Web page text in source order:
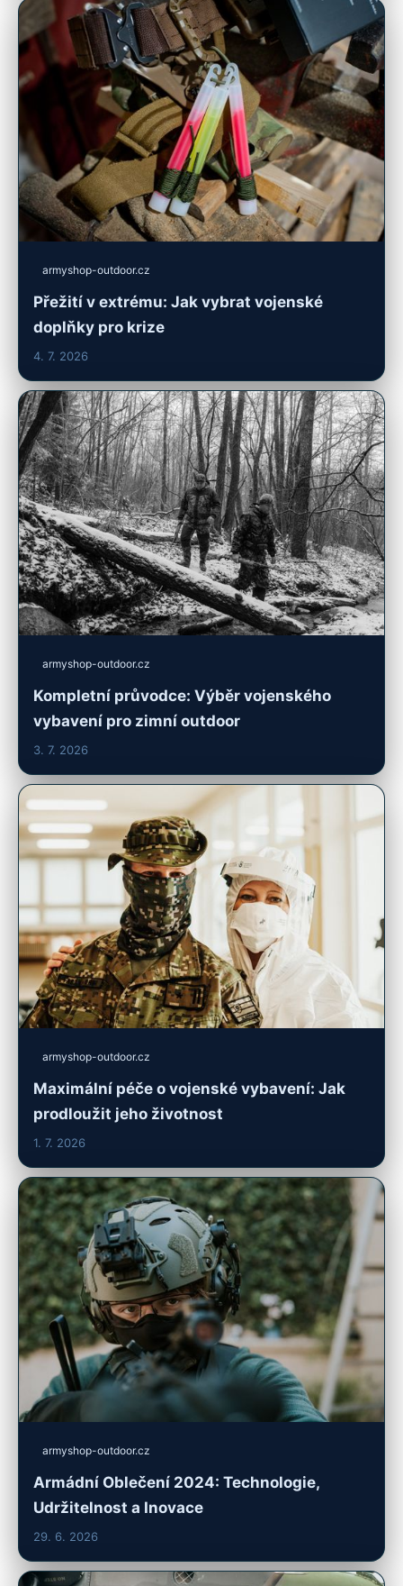
armyshop-outdoor.cz
Přežití v extrému: Jak vybrat vojenské
doplňky pro krize
4. 7. 2026
armyshop-outdoor.cz
Kompletní průvodce: Výběr vojenského
vybavení pro zimní outdoor
3. 7. 2026
armyshop-outdoor.cz
Maximální péče o vojenské vybavení: Jak
prodloužit jeho životnost
1. 7. 2026
armyshop-outdoor.cz
Armádní Oblečení 2024: Technologie,
Udržitelnost a Inovace
29. 6. 2026